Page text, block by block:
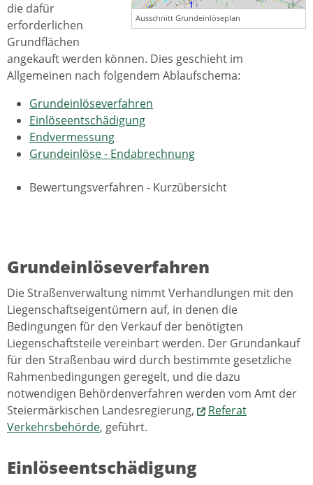
Ausschnitt Grundeinlöseplan
die dafür
erforderlichen
Grundflächen
angekauft werden können. Dies geschieht im
Allgemeinen nach folgendem Ablaufschema:
Grundeinlöseverfahren
Einlöseentschädigung
Endvermessung
Grundeinlöse - Endabrechnung
Bewertungsverfahren - Kurzübersicht
Grundeinlöseverfahren
Die Straßenverwaltung nimmt Verhandlungen mit den
Liegenschaftseigentümern auf, in denen die
Bedingungen für den Verkauf der benötigten
Liegenschaftsteile vereinbart werden. Der Grundankauf
für den Straßenbau wird durch bestimmte gesetzliche
Rahmenbedingungen geregelt, und die dazu
notwendigen Behördenverfahren werden vom Amt der
Steiermärkischen Landesregierung,
Referat
Verkehrsbehörde, geführt.
Einlöseentschädigung